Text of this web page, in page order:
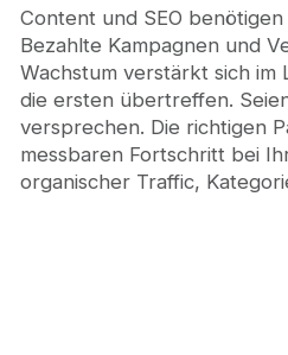
Content und SEO
Bezahlte Kampagnen und
Wachstum verstärkt sich im
die ersten übertreffen.
versprechen. Die richtigen
messbaren Fortschritt bei
organischer Traffic,